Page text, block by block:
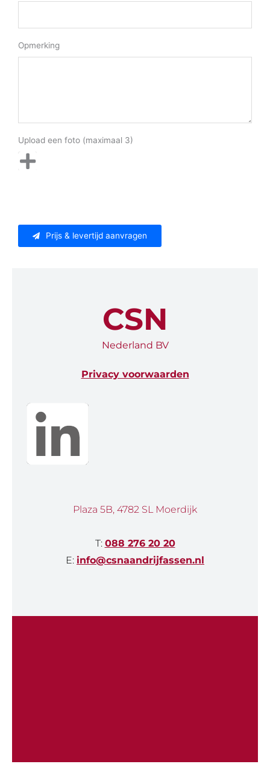
Opmerking
Upload een foto (maximaal 3)
Prijs & levertijd aanvragen
CSN
Nederland BV
Privacy voorwaarden
Plaza 5B, 4782 SL Moerdijk
T: 088 276 20 20
E: info@csnaandrijfassen.nl